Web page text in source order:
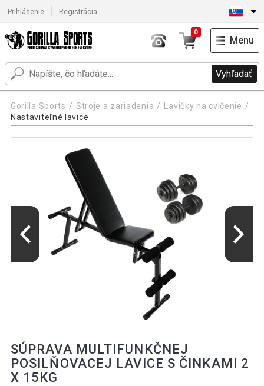
Prihlásenie Registrácia
Vyhľadať
0
Menu
Gorilla Sports Stroje a zariadenia
Lavičky na cvičenie
Nastaviteľné lavice
SÚPRAVA MULTIFUNKČNEJ
POSILŇOVACEJ LAVICE S ČINKAMI 2
X 15KG